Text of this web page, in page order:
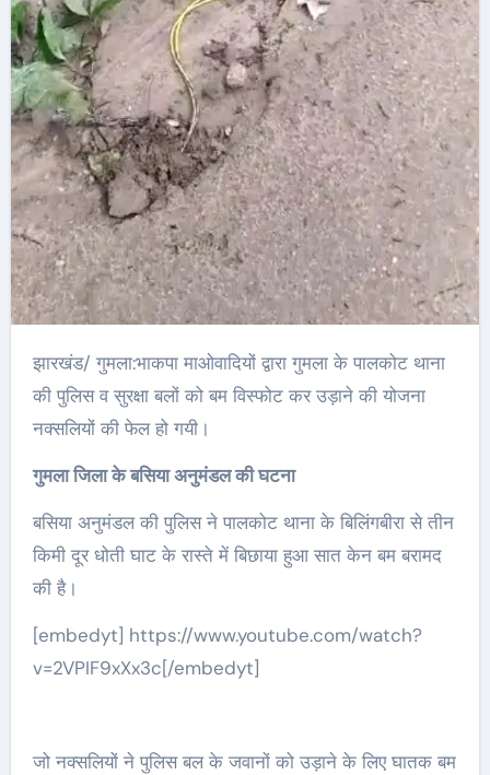
झारखंड/ गुमला:भाकपा माओवादियों द्वारा गुमला के पालकोट थाना
की पुलिस व सुरक्षा बलों को बम विस्फोट कर उड़ाने की योजना
नक्सलियों की फेल हो गयी।
गुमला जिला के बसिया अनुमंडल की घटना
बसिया अनुमंडल की पुलिस ने पालकोट थाना के बिलिंगबीरा से तीन
किमी दूर धोती घाट के रास्ते में बिछाया हुआ सात केन बम बरामद
की है।
[embedyt] https://www.youtube.com/watch?
v=2VPIF9xXx3c[/embedyt]
जो नक्सलियों ने पुलिस बल के जवानों को उड़ाने के लिए घातक बम